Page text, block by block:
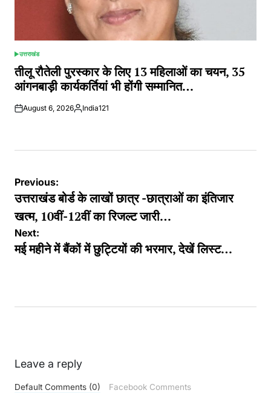
POSTED
IN
उत्तराखंड
तीलू रौतेली पुरस्कार के लिए 13 महिलाओं का चयन, 35
आंगनबाड़ी कार्यकर्तियां भी होंगी सम्मानित…
August 6, 2026Posted
India121
Post
navigation
Previous:
उत्तराखंड बोर्ड के लाखों छात्र -छात्राओं का इंतिजार
खत्म, 10वीं-12वीं का रिजल्ट जारी…
Next:
मई महीने में बैंकों में छुट्टियों की भरमार, देखें लिस्ट…
Leave a reply
Default Comments (0) Facebook Comments